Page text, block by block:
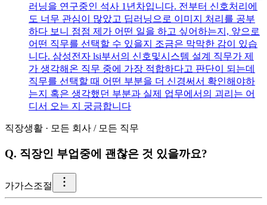
러닝을 연구중인 석사 1년차입니다. 전부터 신호처리에
도 너무 관심이 많았고 딥러닝으로 이미지 처리를 공부
하다 보니 점점 제가 어떤 일을 하고 싶어하는지, 앞으로
어떤 직무를 선택할 수 있을지 조금은 막막한 감이 있습
니다. 삼성전자 lsi부서의 신호및시스템 설계 직무가 제
가 생각해온 직무 중에 가장 적합하다고 판단이 되는데
직무를 선택할 때 어떤 부분을 더 신경써서 확인해야하
는지 혹은 생각했던 부분과 실제 업무에서의 괴리는 어
디서 오는 지 궁금합니다
직장생활 · 모든 회사 / 모든 직무
Q. 직장인 부업중에 괜찮은 것 있을까요?
가가스조절